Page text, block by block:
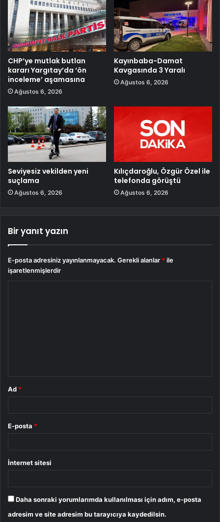
CHP’ye mutlak butlan
kararı Yargıtay’da ‘ön
inceleme’ aşamasına
Ağustos 6, 2026
Kayınbaba-Damat
Kavgasında 3 Yaralı
Ağustos 6, 2026
Seviyesiz vekilden yeni
suçlama
Ağustos 6, 2026
Kılıçdaroğlu, Özgür Özel ile
telefonda görüştü
Ağustos 6, 2026
Bir yanıt yazın
E-posta adresiniz yayınlanmayacak. Gerekli alanlar * ile
işaretlenmişlerdir
Ad *
E-posta *
İnternet sitesi
Daha sonraki yorumlarımda kullanılması için adım, e-posta
adresim ve site adresim bu tarayıcıya kaydedilsin.